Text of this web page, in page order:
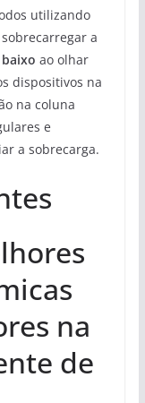
utilizando
a
ao olhar
dispositivos na
na coluna
e
a sobrecarga.
na
de